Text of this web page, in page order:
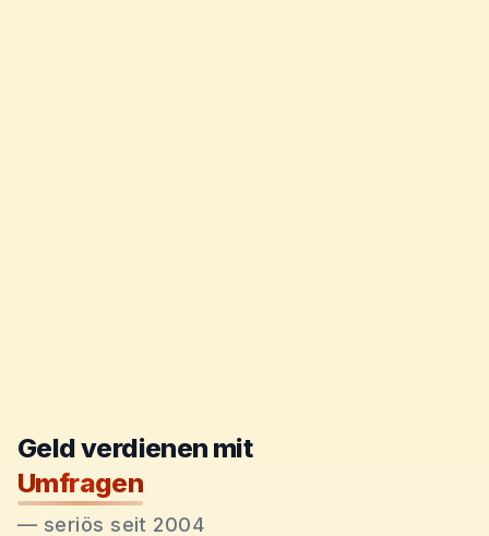
Geld verdienen mit
Umfragen
— seriös seit 2004